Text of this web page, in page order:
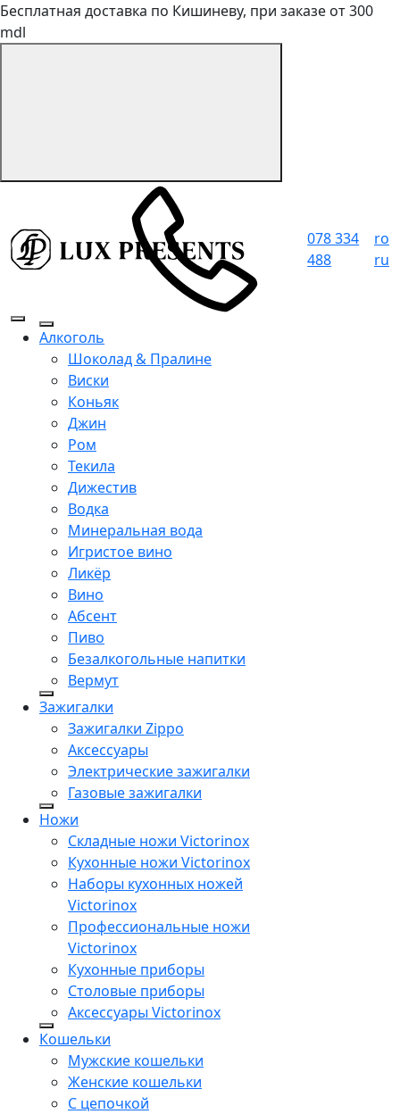
Бесплатная доставка по Кишиневу, при заказе от 300
mdl
078 334
488
ro
ru
Алкоголь
Шоколад & Пралине
Виски
Коньяк
Джин
Ром
Текила
Дижестив
Водка
Минеральная вода
Игристое вино
Ликёр
Вино
Абсент
Пиво
Безалкогольные напитки
Вермут
Зажигалки
Зажигалки Zippo
Аксессуары
Электрические зажигалки
Газовые зажигалки
Ножи
Складные ножи Victorinox
Кухонные ножи Victorinox
Наборы кухонных ножей
Victorinox
Профессиональные ножи
Victorinox
Кухонные приборы
Столовые приборы
Аксессуары Victorinox
Кошельки
Мужские кошельки
Женские кошельки
С цепочкой